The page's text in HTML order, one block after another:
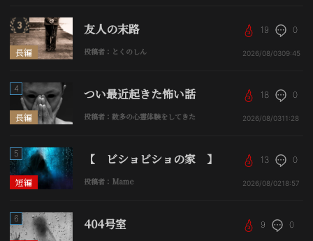
長編
友人の末路
投稿者：とくのしん
19 0
2026/08/0309:45
長編
4 つい最近起きた怖い話
投稿者：数多の心霊体験をしてきた
18 0
2026/08/0311:28
短編
5 【 ビショビショの家 】
投稿者：Mame
13 0
2026/08/0218:57
6 404号室 9 0